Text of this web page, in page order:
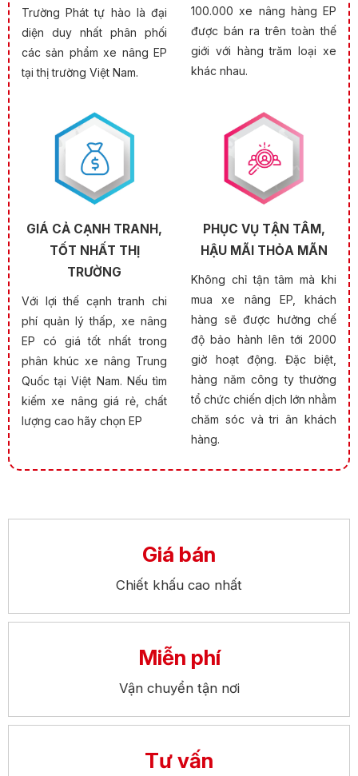
Trường Phát tự hào là đại
diện duy nhất phân phối
các sản phẩm xe nâng EP
tại thị trường Việt Nam.
100.000 xe nâng hàng EP
được bán ra trên toàn thế
giới với hàng trăm loại xe
khác nhau.
GIÁ CẢ CẠNH TRANH,
TỐT NHẤT THỊ
TRƯỜNG
Với lợi thế cạnh tranh chi
phí quản lý thấp, xe nâng
EP có giá tốt nhất trong
phân khúc xe nâng Trung
Quốc tại Việt Nam. Nếu tìm
kiếm xe nâng giá rẻ, chất
lượng cao hãy chọn EP
PHỤC VỤ TẬN TÂM,
HẬU MÃI THỎA MÃN
Không chỉ tận tâm mà khi
mua xe nâng EP, khách
hàng sẽ được hưởng chế
độ bảo hành lên tới 2000
giờ hoạt động. Đặc biệt,
hàng năm công ty thường
tổ chức chiến dịch lớn nhằm
chăm sóc và tri ân khách
hàng.
Giá bán
Chiết khấu cao nhất
Miễn phí
Vận chuyển tận nơi
Tư vấn